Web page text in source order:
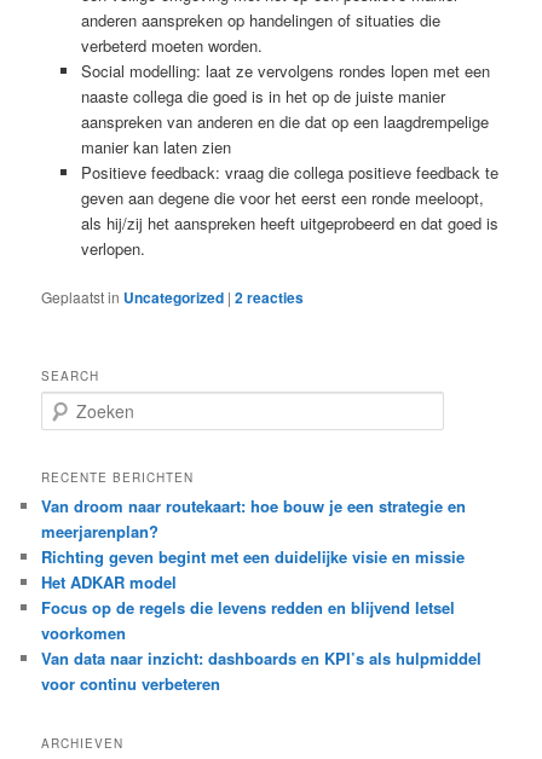
anderen aanspreken op handelingen of situaties die
verbeterd moeten worden.
Social modelling: laat ze vervolgens rondes lopen met een
naaste collega die goed is in het op de juiste manier
aanspreken van anderen en die dat op een laagdrempelige
manier kan laten zien
Positieve feedback: vraag die collega positieve feedback te
geven aan degene die voor het eerst een ronde meeloopt,
als hij/zij het aanspreken heeft uitgeprobeerd en dat goed is
verlopen.
Geplaatst in Uncategorized |2reacties
SEARCH
o
k
n
RECENTE BERICHTEN
Van droom naar routekaart: hoe bouw je een strategie en
meerjarenplan?
Richting geven begint met een duidelijke visie en missie
Het ADKAR model
Focus op de regels die levens redden en blijvend letsel
voorkomen
Van data naar inzicht: dashboards en KPI’s als hulpmiddel
voor continu verbeteren
ARCHIEVEN